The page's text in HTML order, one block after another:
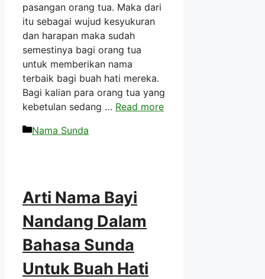
pasangan orang tua. Maka dari
itu sebagai wujud kesyukuran
dan harapan maka sudah
semestinya bagi orang tua
untuk memberikan nama
terbaik bagi buah hati mereka.
Bagi kalian para orang tua yang
kebetulan sedang … Read more
Kategori
Nama Sunda
Arti Nama Bayi
Nandang Dalam
Bahasa Sunda
Untuk Buah Hati